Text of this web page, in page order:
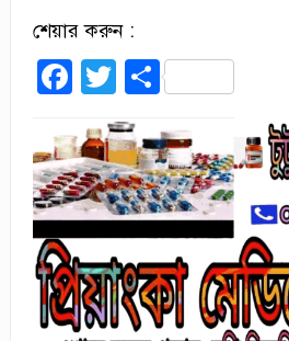
শেয়ার করুন :
Facebook
Twitter
Share